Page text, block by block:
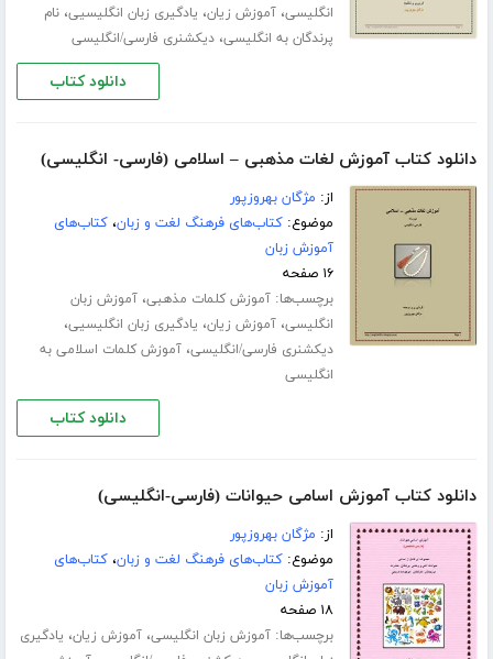
انگلیسی،آموزش زیان، یادگیری زبان انگلیسیی،نام
پرندگان به انگلیسی،دیکشنری فارسی/انگلیسی
دانلود کتاب
دانلود کتاب آموزش لغات مذهبی – اسلامی (فارسی- انگلیسی)
از: مژگان بهروزپور
موضوع:کتاب‌های فرهنگ لغت و زبان،کتاب‌های
آموزش زبان
۱۶ صفحه
برچسب‌ها:آموزش کلمات مذهبی،آموزش زبان
انگلیسی،آموزش زیان، یادگیری زبان انگلیسیی،
دیکشنری فارسی/انگلیسی،آموزش کلمات اسلامی به
انگلیسی
دانلود کتاب
دانلود کتاب آموزش اسامی حیوانات (فارسی-انگلیسی)
از: مژگان بهروزپور
موضوع:کتاب‌های فرهنگ لغت و زبان،کتاب‌های
آموزش زبان
۱۸ صفحه
برچسب‌ها:آموزش زبان انگلیسی،آموزش زیان، یادگیری